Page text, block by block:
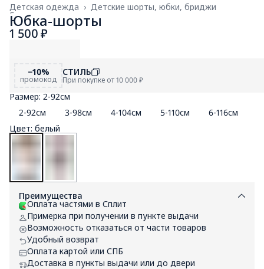
Детские шорты, юбки, бриджи
Детская одежда ›
Главная
Юбка-шорты
1 500 ₽
−10%
промокод
СТИЛЬ
При покупке от 10 000 ₽
Размер: 2-92см
2-92см
3-98см 4-104см 5-110см 6-116см
Цвет: белый
Преимущества
Оплата частями в Сплит
Примерка при получении в пункте выдачи
Возможность отказаться от части товаров
Удобный возврат
Оплата картой или СПБ
Доставка в пункты выдачи или до двери